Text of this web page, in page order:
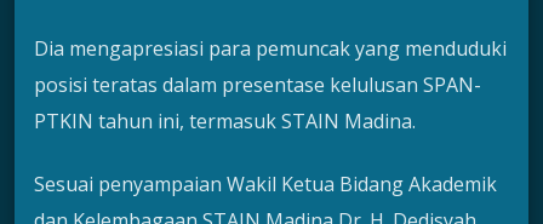
Dia mengapresiasi para pemuncak yang menduduki
posisi teratas dalam presentase kelulusan SPAN-
PTKIN tahun ini, termasuk STAIN Madina.
Sesuai penyampaian Wakil Ketua Bidang Akademik